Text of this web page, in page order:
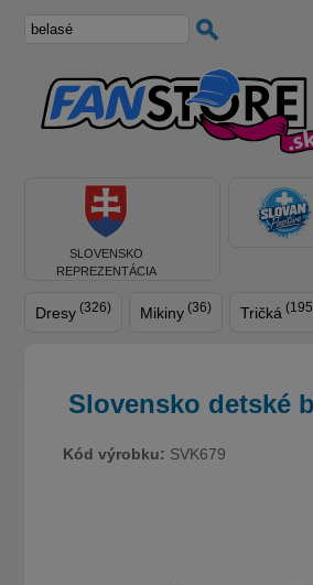
SLOVENSKO
REPREZENTÁCIA
Dresy (326) Mikiny (36) Tričká
Slovensko detské
Kód výrobku: SVK679